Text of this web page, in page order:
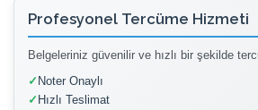
Profesyonel Tercüme Hizmeti
Belgeleriniz güvenilir ve hızlı bir şekilde
✓ Noter Onaylı
✓ Hızlı Teslimat